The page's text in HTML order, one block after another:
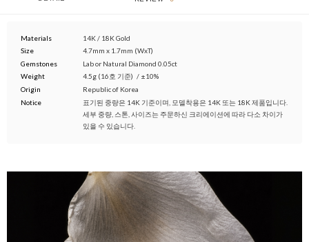
Materials
14K / 18K Gold
Size
4.7mm x 1.7mm (WxT)
Gemstones
Lab or Natural Diamond 0.05ct
Weight
4.5g (16호 기준) / ±10%
Origin
Republic of Korea
Notice
표기된 중량은 14K 기준이며, 모델착용은 14K 또는 18K 제품입니다.
세부 중량, 스톤, 사이즈는 주문하신 크리에이션에 따라 다소 차이가
있을 수 있습니다.